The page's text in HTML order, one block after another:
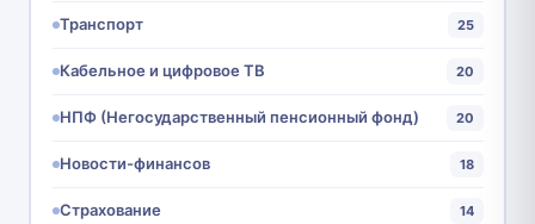
Транспорт 25
Кабельное и цифровое ТВ 20
НПФ (Негосударственный пенсионный фонд) 20
Новости-финансов 18
Страхование 14